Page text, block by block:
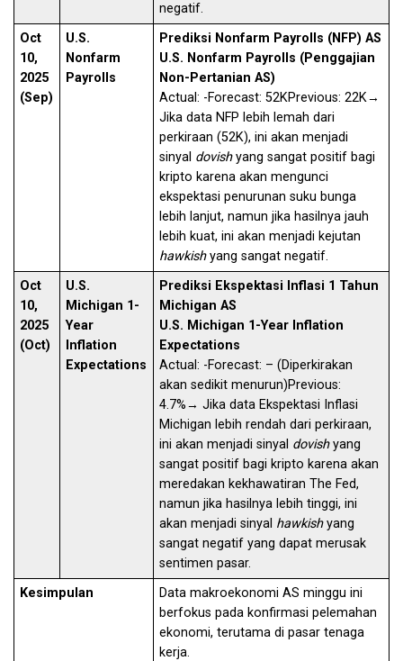
negatif.
Oct
10,
2025
(Sep)
U.S.
Nonfarm
Payrolls
Prediksi Nonfarm Payrolls (NFP) AS
U.S. Nonfarm Payrolls (Penggajian
Non-Pertanian AS)
Actual: -Forecast: 52KPrevious: 22K→
Jika data NFP lebih lemah dari
perkiraan (52K), ini akan menjadi
sinyal dovishyang sangat positif bagi
kripto karena akan mengunci
ekspektasi penurunan suku bunga
lebih lanjut, namun jika hasilnya jauh
lebih kuat, ini akan menjadi kejutan
hawkishyang sangat negatif.
Oct
10,
2025
(Oct)
U.S.
Michigan 1-
Year
Inflation
Expectations
Prediksi Ekspektasi Inflasi 1 Tahun
Michigan AS
U.S. Michigan 1-Year Inflation
Expectations
Actual: -Forecast: – (Diperkirakan
akan sedikit menurun)Previous:
4.7%→ Jika data Ekspektasi Inflasi
Michigan lebih rendah dari perkiraan,
ini akan menjadi sinyal dovishyang
sangat positif bagi kripto karena akan
meredakan kekhawatiran The Fed,
namun jika hasilnya lebih tinggi, ini
akan menjadi sinyal hawkishyang
sangat negatif yang dapat merusak
sentimen pasar.
Kesimpulan
Data makroekonomi AS minggu ini
berfokus pada konfirmasi pelemahan
ekonomi, terutama di pasar tenaga
kerja.